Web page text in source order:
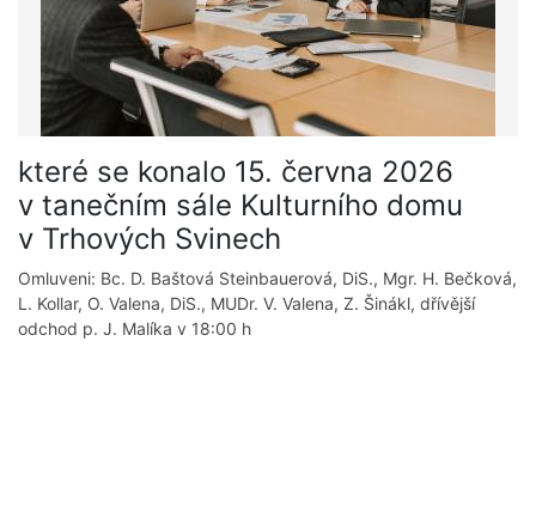
které se konalo 15. června 2026
v tanečním sále Kulturního domu
v Trhových Svinech
Omluveni: Bc. D. Baštová Steinbauerová, DiS., Mgr. H. Bečková,
L. Kollar, O. Valena, DiS., MUDr. V. Valena, Z. Šinákl, dřívější
odchod p. J. Malíka v 18:00 h